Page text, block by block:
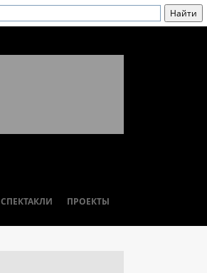
СПЕКТАКЛИ ПРОЕКТЫ